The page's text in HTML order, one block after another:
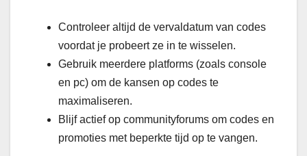
Controleer altijd de vervaldatum van codes
voordat je probeert ze in te wisselen.
Gebruik meerdere platforms (zoals console
en pc) om de kansen op codes te
maximaliseren.
Blijf actief op communityforums om codes en
promoties met beperkte tijd op te vangen.